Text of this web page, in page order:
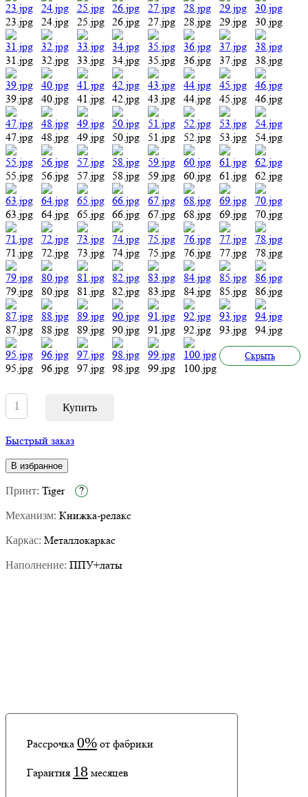
23.jpg 24.jpg 25.jpg 26.jpg 27.jpg 28.jpg 29.jpg 30.jpg
31.jpg 32.jpg 33.jpg 34.jpg 35.jpg 36.jpg 37.jpg 38.jpg
39.jpg 40.jpg 41.jpg 42.jpg 43.jpg 44.jpg 45.jpg 46.jpg
47.jpg 48.jpg 49.jpg 50.jpg 51.jpg 52.jpg 53.jpg 54.jpg
55.jpg 56.jpg 57.jpg 58.jpg 59.jpg 60.jpg 61.jpg 62.jpg
63.jpg 64.jpg 65.jpg 66.jpg 67.jpg 68.jpg 69.jpg 70.jpg
71.jpg 72.jpg 73.jpg 74.jpg 75.jpg 76.jpg 77.jpg 78.jpg
79.jpg 80.jpg 81.jpg 82.jpg 83.jpg 84.jpg 85.jpg 86.jpg
87.jpg 88.jpg 89.jpg 90.jpg 91.jpg 92.jpg 93.jpg 94.jpg
95.jpg 96.jpg 97.jpg 98.jpg 99.jpg 100.jpg
Cкрыть
Быстрый заказ
В избранное
Принт: Tiger ?
Механизм: Книжка-релакс
Каркас: Металлокаркас
Наполнение: ППУ+латы
Рассрочка 0% от фабрики
Гарантия 18 месяцев